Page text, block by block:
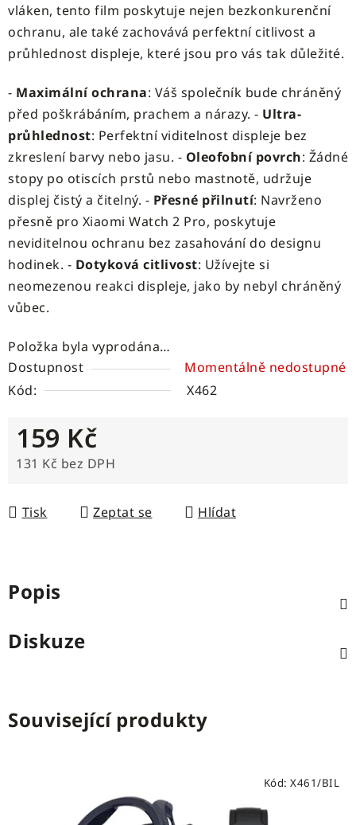
vláken, tento film poskytuje nejen bezkonkurenční
ochranu, ale také zachovává perfektní citlivost a
průhlednost displeje, které jsou pro vás tak důležité.
- Maximální ochrana: Váš společník bude chráněný
před poškrábáním, prachem a nárazy. - Ultra-
průhlednost: Perfektní viditelnost displeje bez
zkreslení barvy nebo jasu. - Oleofobní povrch: Žádné
stopy po otiscích prstů nebo mastnotě, udržuje
displej čistý a čitelný. - Přesné přilnutí: Navrženo
přesně pro Xiaomi Watch 2 Pro, poskytuje
neviditelnou ochranu bez zasahování do designu
hodinek. - Dotyková citlivost: Užívejte si
neomezenou reakci displeje, jako by nebyl chráněný
vůbec.
Položka byla vyprodána…
Dostupnost
Momentálně nedostupné
Kód:
X462
159 Kč
131 Kč bez DPH
Tisk
Zeptat se Hlídat
Popis
Diskuze
Související produkty
Kód: X461/BIL